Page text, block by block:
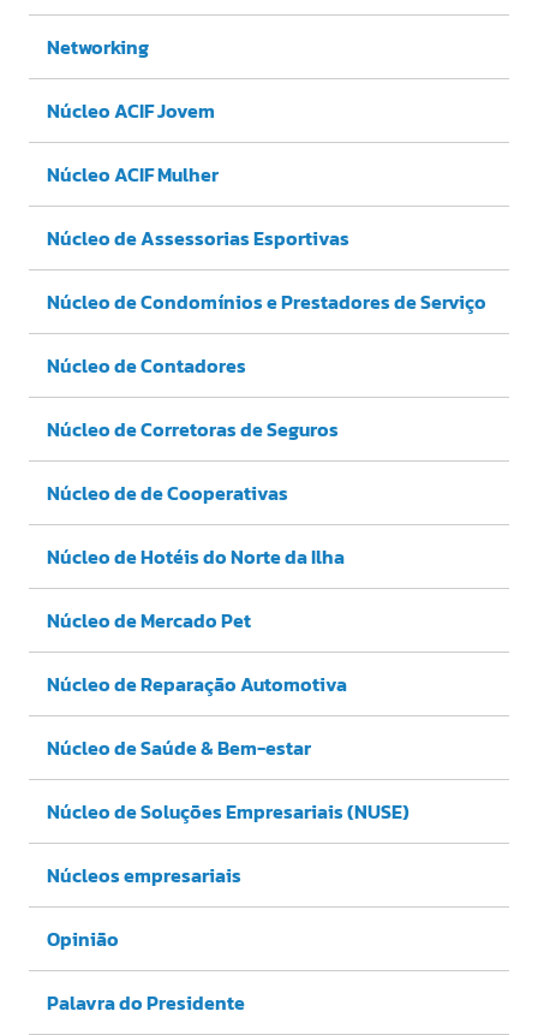
Networking
Núcleo ACIF Jovem
Núcleo ACIF Mulher
Núcleo de Assessorias Esportivas
Núcleo de Condomínios e Prestadores de Serviço
Núcleo de Contadores
Núcleo de Corretoras de Seguros
Núcleo de de Cooperativas
Núcleo de Hotéis do Norte da Ilha
Núcleo de Mercado Pet
Núcleo de Reparação Automotiva
Núcleo de Saúde & Bem-estar
Núcleo de Soluções Empresariais (NUSE)
Núcleos empresariais
Opinião
Palavra do Presidente